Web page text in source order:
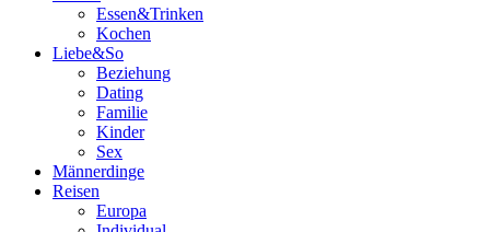
Essen&Trinken
Kochen
Liebe&So
Beziehung
Dating
Familie
Kinder
Sex
Männerdinge
Reisen
Europa